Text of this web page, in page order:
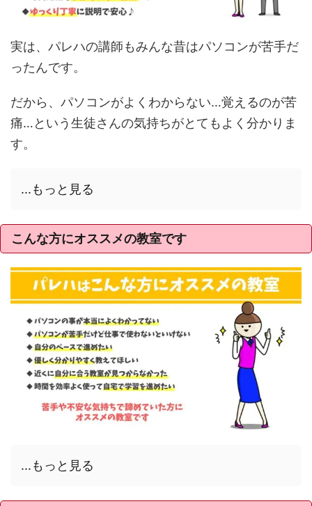
実は、パレハの講師もみんな昔はパソコンが苦手だ
ったんです。
だから、パソコンがよくわからない…覚えるのが苦
痛…という生徒さんの気持ちがとてもよく分かりま
す。
...もっと見る
こんな方にオススメの教室です
...もっと見る